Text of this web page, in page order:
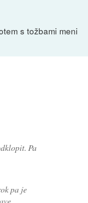
s tožbami meni
Pa
pa je